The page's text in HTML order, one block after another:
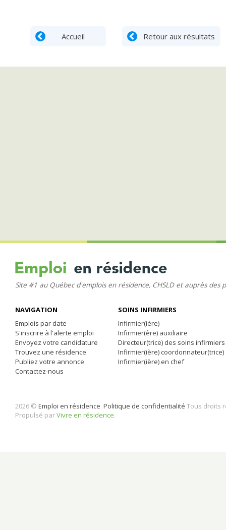
Accueil Retour aux résultats
Site #1 au Québec d'emplois en résidence, CHSLD et auprès des
NAVIGATION
Emplois par date
S'inscrire à l'alerte emploi
Envoyez votre candidature
Trouvez une résidence
Publiez votre annonce
Contactez-nous
SOINS INFIRMIERS
Infirmier(ière)
Infirmier(ère) auxiliaire
Directeur(trice) des soins infirmiers
Infirmier(ière) coordonnateur(trice)
Infirmier(ière) en chef
2026 © Emploi en résidence. Politique de confidentialité Tous droits
Propulsé parVivre en résidence.